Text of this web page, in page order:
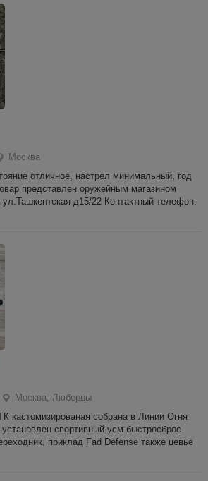
Москва
отличное, настрел минимальный, год
представлен оружейным магазином
д15/22 Контактный телефон:
Москва, Люберцы
кастомизированая собрана в Линии Огня
спортивный усм быстросброс
приклад Fad Defense также цевье